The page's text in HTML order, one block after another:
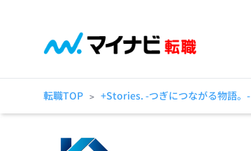
転職TOP > +Stories. -つぎにつながる物語。-